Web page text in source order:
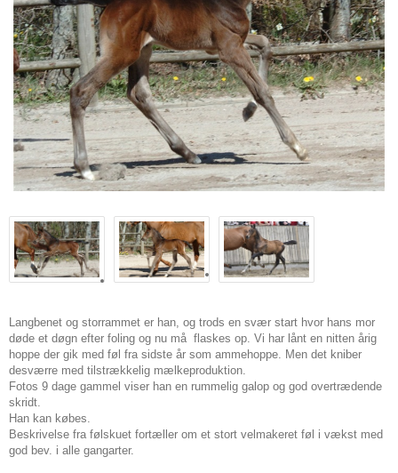
Langbenet og storrammet er han, og trods en svær start hvor hans mor
døde et døgn efter foling og nu må flaskes op. Vi har lånt en nitten årig
hoppe der gik med føl fra sidste år som ammehoppe. Men det kniber
desværre med tilstrækkelig mælkeproduktion.
Fotos 9 dage gammel viser han en rummelig galop og god overtrædende
skridt.
Han kan købes.
Beskrivelse fra følskuet fortæller om et stort velmakeret føl i vækst med
god bev. i alle gangarter.